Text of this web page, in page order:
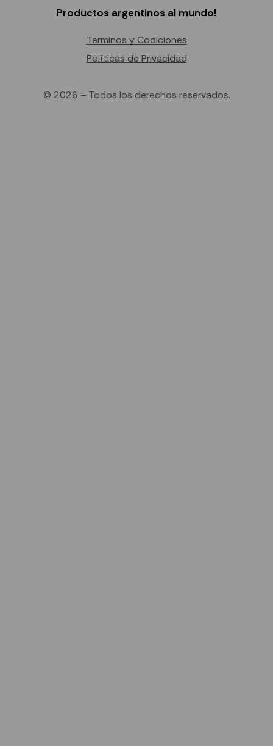
Productos argentinos al mundo!
Terminos y Codiciones
Políticas de Privacidad
© 2026 – Todos los derechos reservados.